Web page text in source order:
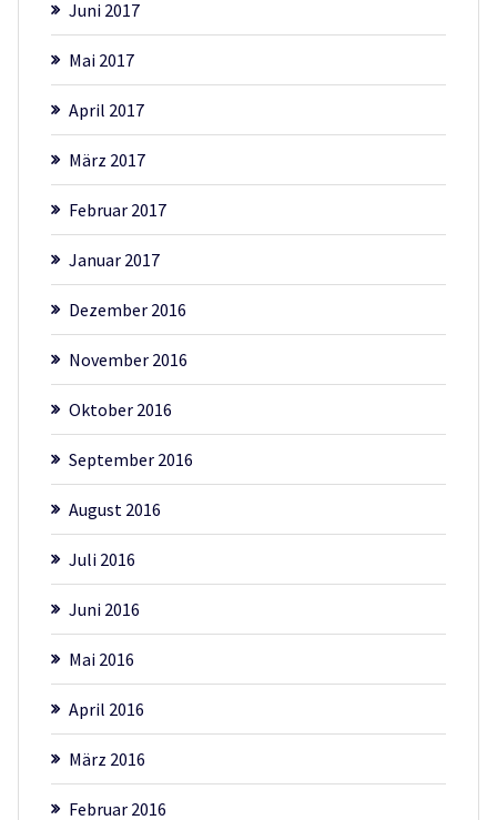
Juni 2017
Mai 2017
April 2017
März 2017
Februar 2017
Januar 2017
Dezember 2016
November 2016
Oktober 2016
September 2016
August 2016
Juli 2016
Juni 2016
Mai 2016
April 2016
März 2016
Februar 2016